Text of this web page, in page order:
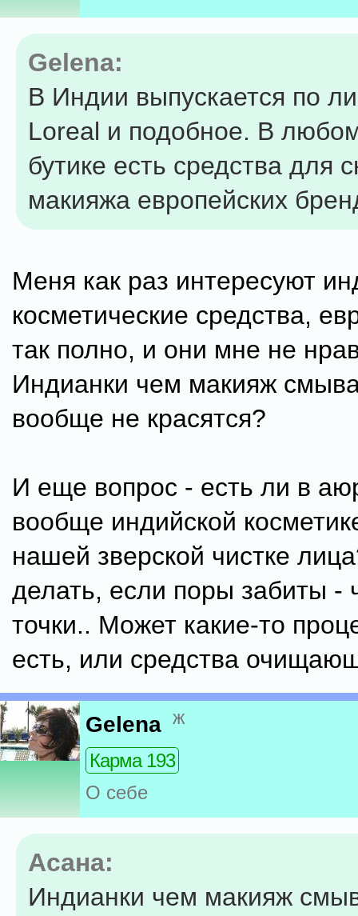
Gelena:
В Индии выпускается по
Loreal и подобное. В
бутике есть средства для
макияжа европейских
Меня как раз интересуют
косметические средства,
так полно, и они мне не
Индианки чем макияж
вообще не красятся?
И еще вопрос - есть ли в
вообще индийской
нашей зверской чистке
делать, если поры забиты -
точки.. Может какие-то
есть, или средства
Gelena ж
Карма 193
О себе
Асана:
Индианки чем макияж